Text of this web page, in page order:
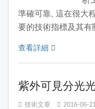
準確可靠, 這在很大
要的技術指標及其有
查看詳細
紫外可見分光
技術文章 2016-06-